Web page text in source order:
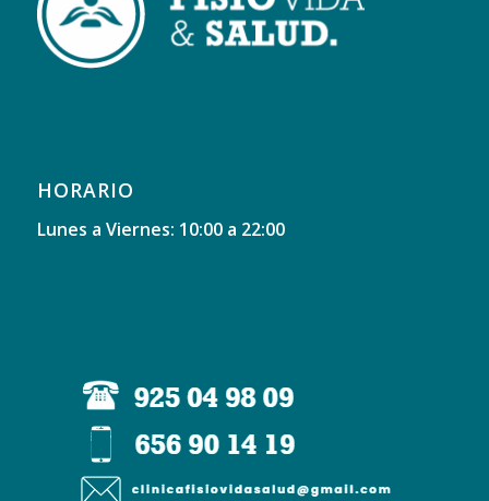
HORARIO
Lunes a Viernes: 10:00 a 22:00